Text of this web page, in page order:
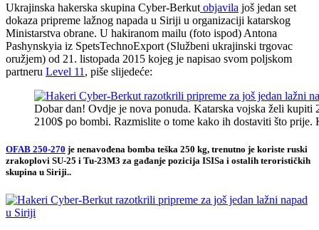
Ukrajinska hakerska skupina Cyber-Berkut objavila još jedan set
dokaza pripreme lažnog napada u Siriji u organizaciji katarskog
Ministarstva obrane. U hakiranom mailu (foto ispod) Antona
Pashynskyia iz SpetsTechnoExport (Službeni ukrajinski trgovac
oružjem) od 21. listopada 2015 kojeg je napisao svom poljskom
partneru Level 11 , piše slijedeće:
Dobar dan! Ovdje je nova ponuda. Katarska vojska želi
2100$ po bombi. Razmislite o tome kako ih dostaviti što
OFAB 250-270 je nenavođena bomba teška 250 kg, trenutno je koriste ruski
zrakoplovi SU-25 i Tu-23M3 za gađanje pozicija ISISa i ostalih terorističkih
skupina u Siriji..